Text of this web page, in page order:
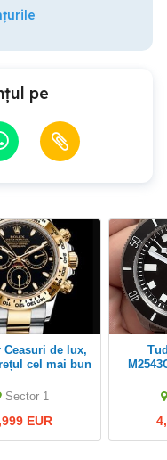
pe
cel mai bun
Sector 1
EUR
Tudor Pelagos